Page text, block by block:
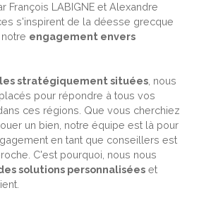
François LABIGNE et Alexandre
s'inspirent de la déesse grecque
engagement envers
stratégiquement situées , nous
pour répondre à tous vos
ces régions. Que vous cherchiez
un bien, notre équipe est là pour
en tant que conseillers est
C'est pourquoi, nous nous
solutions personnalisées et